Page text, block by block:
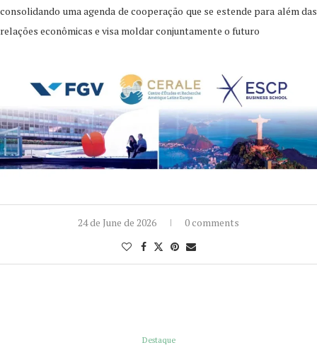
consolidando uma agenda de cooperação que se estende para além das
relações econômicas e visa moldar conjuntamente o futuro
24 de June de 2026 0 comments
Destaque